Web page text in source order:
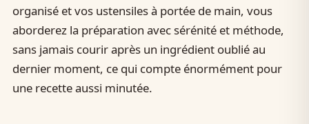
organisé et vos ustensiles à portée de main, vous
aborderez la préparation avec sérénité et méthode,
sans jamais courir après un ingrédient oublié au
dernier moment, ce qui compte énormément pour
une recette aussi minutée.